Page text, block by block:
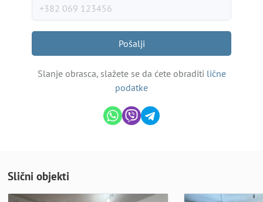
Pošalji
Slanje obrasca, slažete se da ćete obraditi lične
podatke
Slični objekti